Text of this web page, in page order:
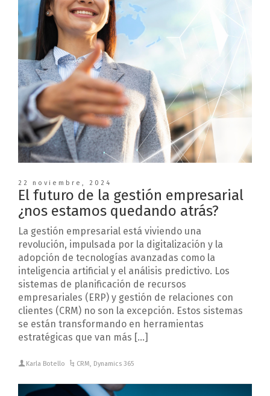
22 noviembre, 2024
El futuro de la gestión empresarial
¿nos estamos quedando atrás?
La gestión empresarial está viviendo una
revolución, impulsada por la digitalización y la
adopción de tecnologías avanzadas como la
inteligencia artificial y el análisis predictivo. Los
sistemas de planificación de recursos
empresariales (ERP) y gestión de relaciones con
clientes (CRM) no son la excepción. Estos sistemas
se están transformando en herramientas
estratégicas que van más […]
Karla Botello CRM, Dynamics 365